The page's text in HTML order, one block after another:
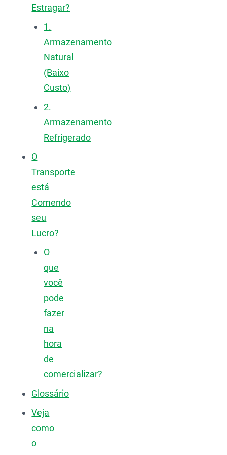
Estragar?
1.
Armazenamento
Natural
(Baixo
Custo)
2.
Armazenamento
Refrigerado
O
Transporte
está
Comendo
seu
Lucro?
O
que
você
pode
fazer
na
hora
de
comercializar?
Glossário
Veja
como
o